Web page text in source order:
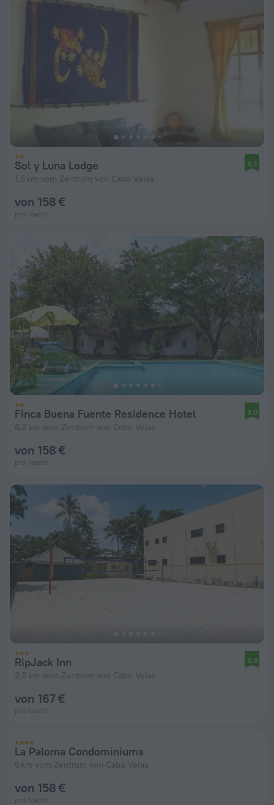
Sol y Luna Lodge
1,5 km vom Zentrum von Cabo Velas
8,2
von 158 €
pro Nacht
Finca Buena Fuente Residence Hotel
6,2 km vom Zentrum von Cabo Velas
9,0
von 158 €
pro Nacht
RipJack Inn
2,5 km vom Zentrum von Cabo Velas
8,8
von 167 €
pro Nacht
La Paloma Condominiums
6 km vom Zentrum von Cabo Velas
von 158 €
pro Nacht